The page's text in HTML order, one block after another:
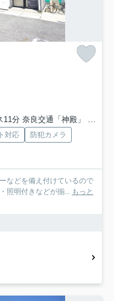
良交通「神殿」 停歩5分
対応
防犯カメラ
などを備え付けているので
照明付きなどが揃... もっと